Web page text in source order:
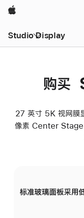
Apple
Studio Display
购买
27 英寸 5K 视网膜
像素 Center Stage
标准玻璃面板采用